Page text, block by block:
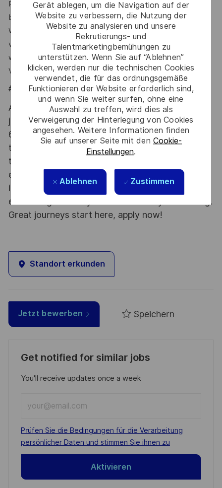
Gerät ablegen, um die Navigation auf der
Website zu verbessern, die Nutzung der
Website zu analysieren und unsere
Rekrutierungs- und
Talentmarketingbemühungen zu
unterstützen. Wenn Sie auf “Ablehnen”
klicken, werden nur die technischen Cookies
verwendet, die für das ordnungsgemäße
Funktionieren der Website erforderlich sind,
und wenn Sie weiter surfen, ohne eine
Auswahl zu treffen, wird dies als
Verweigerung der Hinterlegung von Cookies
angesehen. Weitere Informationen finden
Sie auf unserer Seite mit den Cookie-
Einstellungen.
Ablehnen Zustimmen
Profile von Personalvermittlungsagenturen nicht
bearbeiten.
Wir nehmen nur Bewerbungen/Lebensläufe entgegen, die
von Kandidatinnen und Kandidaten selbst übermittelt
werden.
Vielen Dank für das Verständnis.
#LI-HYBRID
At Thales we provide CAREERS and not only
jobs. With Thales employing 80,000 employees in
68 countries our mobility policy enables
thousands of employees each year to develop
their careers at home and abroad, in their
existing areas of expertise or by branching out
into new fields. Together we believe that
embracing flexibility is a smarter way of working.
Great journeys start here, apply now!
Standort erkunden
Jetzt bewerben Speichern
Get notified for similar jobs
You'll receive updates once a week
Email
address
(Required)
Required
Prüfen Sie die Bedingungen für die Verarbeitung
persönlicher Daten und stimmen Sie ihnen zu
Aktivieren